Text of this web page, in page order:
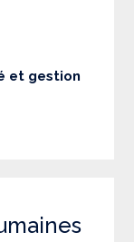
et gestion